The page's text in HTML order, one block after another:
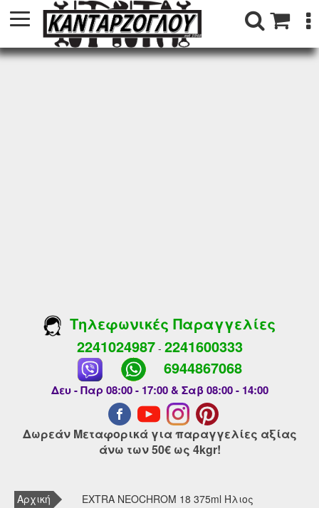
Τηλεφωνικές Παραγγελίες
2241024987- 2241600333
6944867068
Δευ - Παρ 08:00 - 17:00 & Σαβ 08:00 - 14:00
Δωρεάν Μεταφορικά για παραγγελίες αξίας
άνω των 50€ ως 4kgr!
Αρχική
EXTRA NEOCHROM 18 375ml Ήλιος